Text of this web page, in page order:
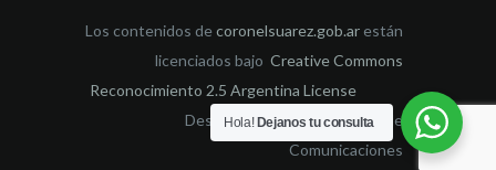
Los contenidos decoronelsuarez.gob.ar están
licenciados bajo Creative Commons
Reconocimiento 2.5 Argentina License
Desarrollado por la Dirección de
Comunicaciones
Hola! Dejanos tu consulta